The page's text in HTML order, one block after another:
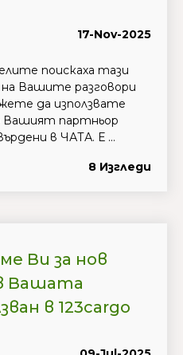
17-Nov-2025
поискаха тази
Вашите разговори
да използвате
Вашият партньор
в ЧАТА. Е ...
8 Изгледи
Ви за нов
Вашата
в 123cargo